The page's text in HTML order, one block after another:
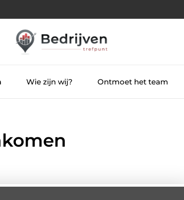
Wie zijn wij? Ontmoet het team